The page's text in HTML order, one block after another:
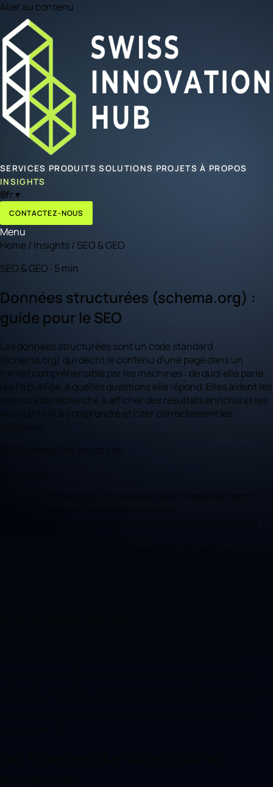
Aller au contenu
SERVICES PRODUITSSOLUTIONS PROJETSÀ PROPOS
INSIGHTS
🌐fr▾
CONTACTEZ-NOUS
Menu
Home/ Insights/ SEO & GEO
SEO & GEO · 5 min
Données structurées (schema.org) :
guide pour le SEO
Les données structurées sont un code standard
(schema.org) qui décrit le contenu d'une page dans un
format compréhensible par les machines : de quoi elle parle,
qui l'a publiée, à quelles questions elle répond. Elles aident les
moteurs de recherche à afficher des résultats enrichis et les
assistants IA à comprendre et citer correctement les
contenus.
Dati strutturati